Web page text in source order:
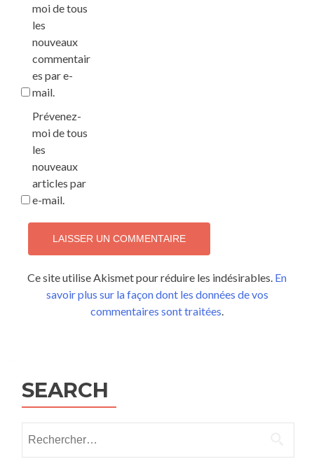
moi de tous
les
nouveaux
commentair
es par e-
mail.
Prévenez-
moi de tous
les
nouveaux
articles par
e-mail.
Ce site utilise Akismet pour réduire les indésirables. En
savoir plus sur la façon dont les données de vos
commentaires sont traitées.
SEARCH